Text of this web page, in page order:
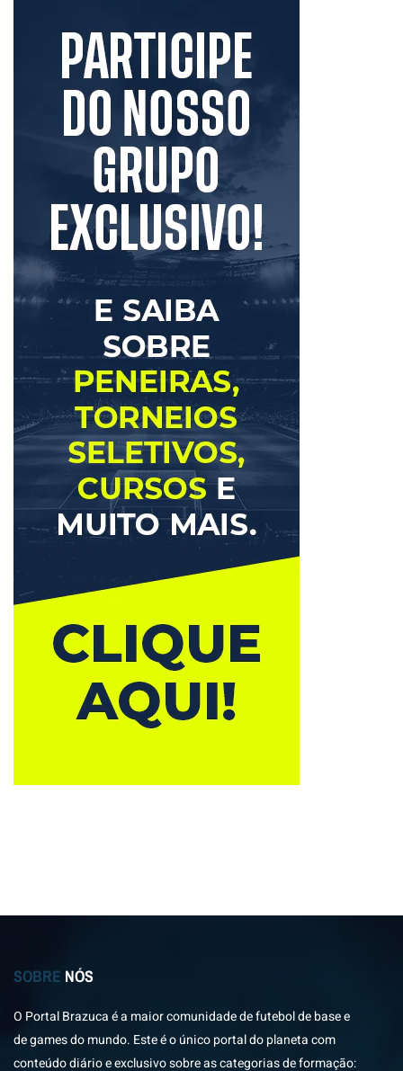
SOBRE NÓS
O Portal Brazuca é a maior comunidade de futebol de base e
de games do mundo. Este é o único portal do planeta com
conteúdo diário e exclusivo sobre as categorias de formação: